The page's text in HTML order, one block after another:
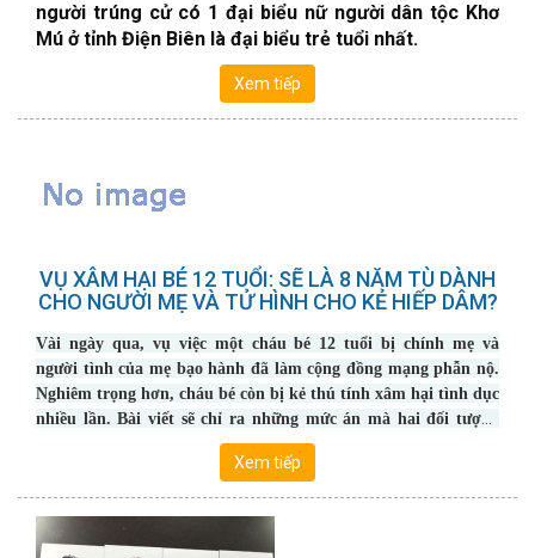
người trúng cử có 1 đại biểu nữ người dân tộc Khơ
Mú ở tỉnh Điện Biên là đại biểu trẻ tuổi nhất.
Xem tiếp
VỤ XÂM HẠI BÉ 12 TUỔI: SẼ LÀ 8 NĂM TÙ DÀNH
CHO NGƯỜI MẸ VÀ TỬ HÌNH CHO KẺ HIẾP DÂM?
Vài ngày qua, vụ việc một cháu bé 12 tuổi bị chính mẹ và
người tình của mẹ bạo hành đã làm cộng đồng mạng phẫn nộ.
Nghiêm trọng hơn, cháu bé còn bị kẻ thú tính xâm hại tình dục
nhiều lần. Bài viết sẽ chỉ ra những mức án mà hai đối tượng
này sắp phải đối mặt sau khi cơ quan chức năng đã ra quyết
định khởi tố vụ án, khởi tố bị can.
Xem tiếp